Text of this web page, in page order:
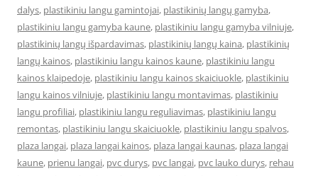
dalys, plastikiniu langu gamintojai, plastikinių langų gamyba,
plastikiniu langu gamyba kaune, plastikiniu langu gamyba vilniuje,
plastikinių langų išpardavimas, plastikinių langų kaina, plastikinių
langų kainos, plastikiniu langu kainos kaune, plastikiniu langu
kainos klaipedoje, plastikiniu langu kainos skaiciuokle, plastikiniu
langu kainos vilniuje, plastikiniu langu montavimas, plastikiniu
langu profiliai, plastikiniu langu reguliavimas, plastikiniu langu
remontas, plastikiniu langu skaiciuokle, plastikiniu langu spalvos,
plaza langai, plaza langai kainos, plaza langai kaunas, plaza langai
kaune, prienu langai, pvc durys, pvc langai, pvc lauko durys, rehau